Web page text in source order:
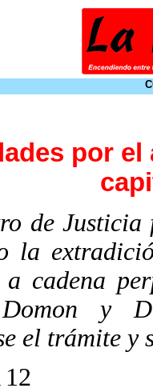
por el
de Justicia
la
a cadena
y
el trámite y